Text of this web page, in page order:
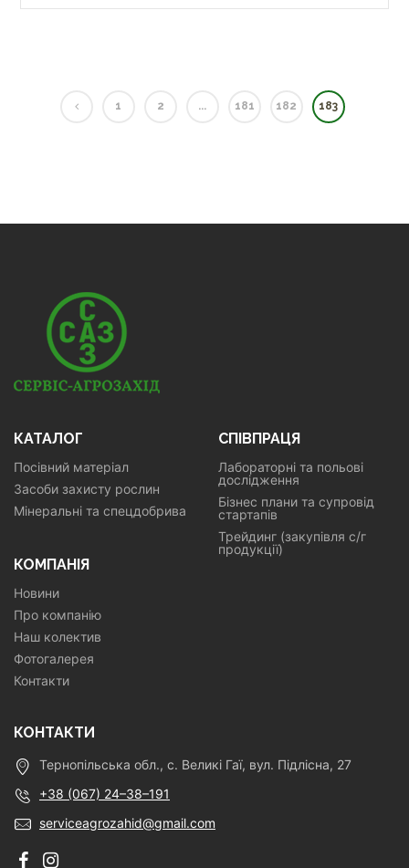
1 2 ... 181 182 183
КАТАЛОГ
Посівний матеріал
Засоби захисту рослин
Мінеральні та спецдобрива
СПІВПРАЦЯ
Лабораторні та польові
дослідження
Бізнес плани та супровід
стартапів
Трейдинг (закупівля с/г
продукції)
КОМПАНІЯ
Новини
Про компанію
Наш колектив
Фотогалерея
Контакти
КОНТАКТИ
Тернопільська обл., с. Великі Гаї, вул. Підлісна, 27
+38 (067) 24–38–191
serviceagrozahid@gmail.com